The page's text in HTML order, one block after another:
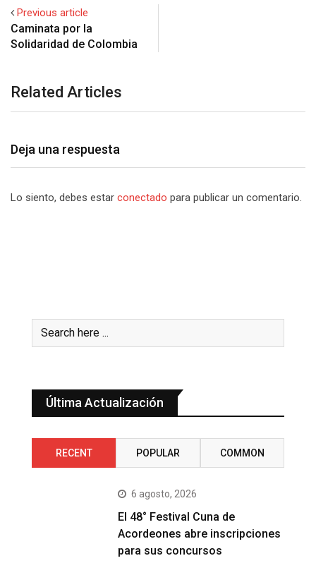
Previous article
Caminata por la
Related Articles
Deja una respuesta
Lo siento, debes estar conectado para publicar un comentario.
Última Actualización
RECENT POPULAR COMMON
6 agosto, 2026
El 48° Festival Cuna de
Acordeones abre inscripciones
para sus concursos